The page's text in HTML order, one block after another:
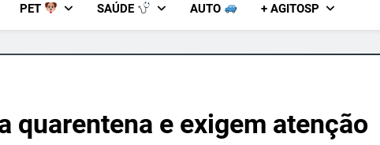
PET SAÚDE AUTO + AGITOSP
quarentena e exigem atenção